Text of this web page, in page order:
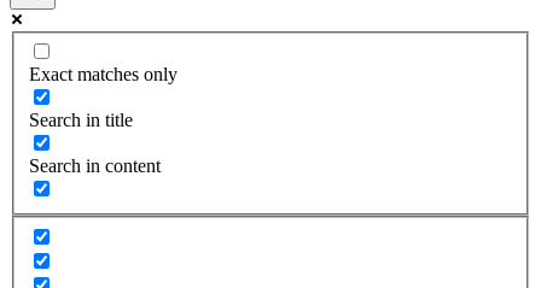
Exact matches only
Search in title
Search in content